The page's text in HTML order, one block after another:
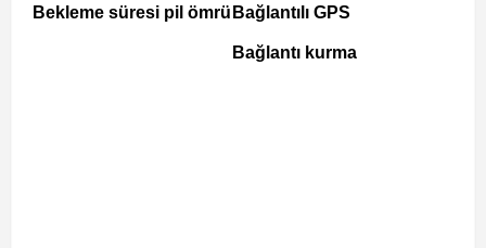
Bekleme süresi pil ömrü Bağlantılı GPS
Bağlantı kurma